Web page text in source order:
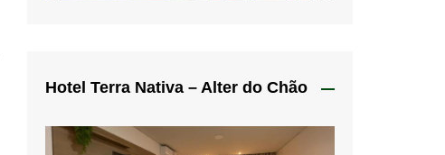
Hotel Terra Nativa – Alter do Chão